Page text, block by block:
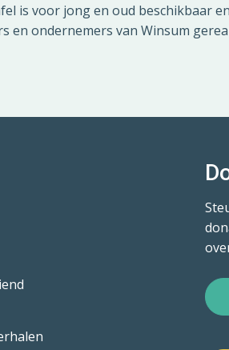
is voor jong en oud beschikbaar
en ondernemers van Winsum